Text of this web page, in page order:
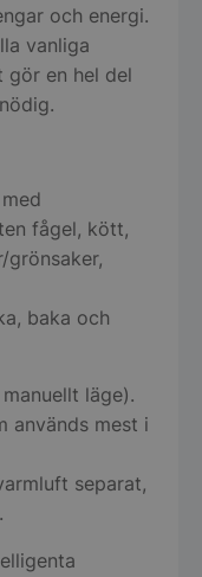
och energi.
vanliga
gör en hel del
fågel, kött,
baka och
läge).
används mest i
separat,